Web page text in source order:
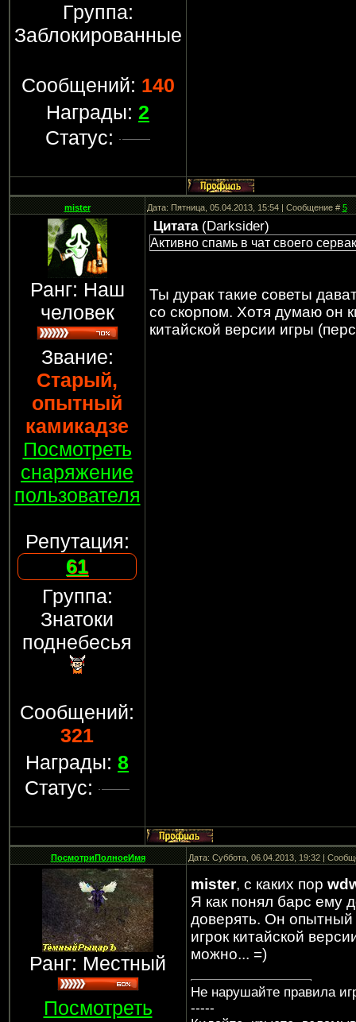
Группа:
Заблокированные
Сообщений: 140
Награды: 2
Статус:
mister Дата: Пятница, 05.04.2013, 15:54 | Сообщение #5
Ранг: Наш
человек
Звание:
Старый,
опытный
камикадзе
Посмотреть
снаряжение
пользователя
Репутация:
61
Группа:
Знатоки
поднебесья
Сообщений:
321
Награды: 8
Статус:
Цитата(Darksider)
Активно спамь в чат своего
Ты дурак такие советы
со скорпом. Хотя думаю он
китайской версии игры
ПосмотриПолноеИмя Дата: Суббота, 06.04.2013, 19:32 |
Ранг: Местный
Посмотреть
mister, c каких пор
Я как понял барс ему
доверять. Он опытный
игрок китайской
можно... =)
Не нарушайте правила
-----